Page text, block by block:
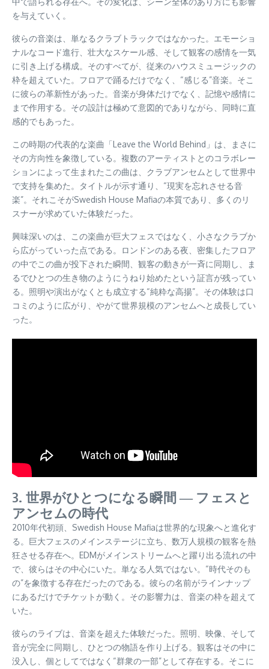
を与えていく。
彼らの音楽は、単なるクラブトラックではなかった。エモーショ
ナルなコード進行、壮大なスケール感、そして観客の感情を一気
に引き上げる構成。そのすべてが、従来のハウスミュージックの
枠を超えていた。フロアで踊るだけでなく、“感じる”音楽。そこ
に彼らの革新性があった。音楽が身体だけでなく、記憶や感情に
まで作用する。その設計は極めて意図的でありながら、同時に直
感的でもあった。
この時期の代表的な楽曲「Leave the World Behind」は、まさに
その方向性を象徴している。複数のアーティストとのコラボレー
ションによって生まれたこの曲は、クラブアンセムとして世界中
で支持を集めた。タイトルが示す通り、“現実を忘れさせる音
楽”。それこそがSwedish House Mafiaの本質であり、多くのリ
スナーが求めていた体験だった。
興味深いのは、この楽曲が巨大フェスではなく、小さなクラブか
ら広がっていった点である。ロンドンのある夜、密集したフロア
の中でこの曲が投下された瞬間、観客の動きが一斉に同期し、ま
るでひとつの生き物のようにうねり始めたという証言が残ってい
る。照明や演出がなくとも成立する“純粋な高揚”。その体験は口
コミのように広がり、やがて世界規模のアンセムへと成長してい
った。
3. 世界がひとつになる瞬間 ― フェスと
アンセムの時代
2010年代初頭、Swedish House Mafiaは世界的な現象へと進化す
る。巨大フェスのメインステージに立ち、数万人規模の観客を熱
狂させる存在へ。EDMがメインストリームへと躍り出る流れの中
で、彼らはその中心にいた。単なる人気ではない。“時代そのも
の”を象徴する存在だったのである。彼らの名前がラインナップ
にあるだけでチケットが動く。その影響力は、音楽の枠を超えて
いた。
彼らのライブは、音楽を超えた体験だった。照明、映像、そして
音が完全に同期し、ひとつの物語を作り上げる。観客はその中に
没入し、個としてではなく“群衆の一部”として存在する。そこに